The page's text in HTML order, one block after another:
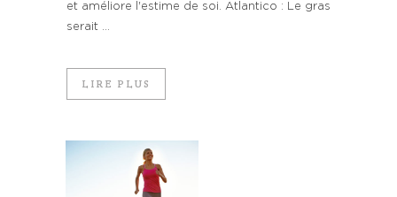
et améliore l'estime de soi. Atlantico : Le gras
serait ...
LIRE PLUS